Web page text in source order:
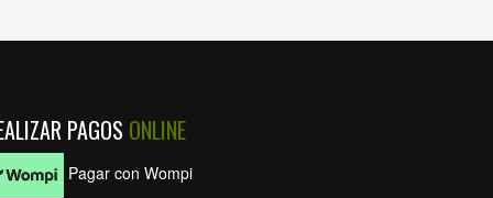
PAGOS ONLINE
Pagar con Wompi